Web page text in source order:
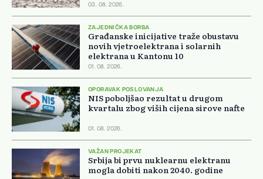
03. 08. 2026.
ZAJEDNIČKA BORBA
Građanske inicijative traže obustavu
novih vjetroelektrana i solarnih
elektrana u Kantonu 10
01. 08. 2026.
OPORAVAK POSLOVANJA
NIS poboljšao rezultat u drugom
kvartalu zbog viših cijena sirove nafte
01. 08. 2026.
VAŽAN PROJEKAT
Srbija bi prvu nuklearnu elektranu
mogla dobiti nakon 2040. godine